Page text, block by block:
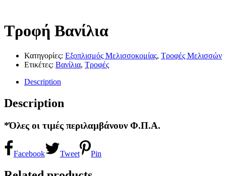
Τροφή Βανίλια
Κατηγορίες: Εξοπλισμός Μελισσοκομίας, Τροφές Μελισσών
Ετικέτες: Βανίλια, Τροφές
Description
Description
*Όλες οι τιμές περιλαμβάνουν Φ.Π.Α.
Facebook Tweet Pin